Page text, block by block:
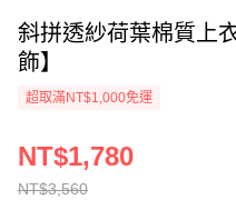
斜拼透紗荷葉棉質上
飾】
超取滿NT$1,000免運
NT$3,560
NT$1,780